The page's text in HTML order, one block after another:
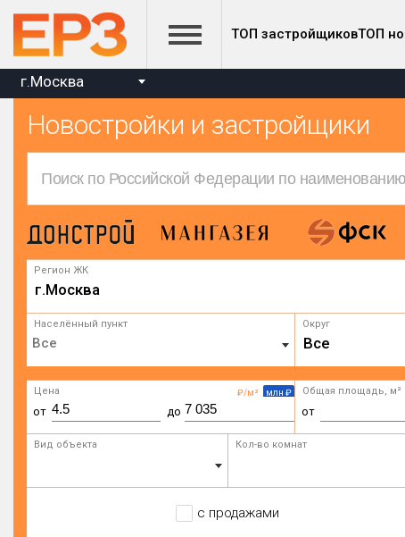
ТОП застройщиковТОП
г.Москва
Новостройки и застройщики
Регион ЖК
г.Москва
Населённый пункт Округ
Все
₽/м² млн ₽
Цена
от до
Общая площадь, м²
от
Вид объекта Кол-во комнат
с продажами